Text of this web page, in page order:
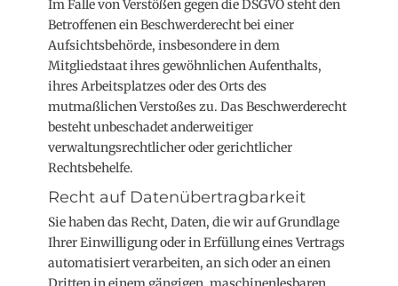
Im Falle von Verstößen gegen die DSGVO steht den
Betroffenen ein Beschwerderecht bei einer
Aufsichtsbehörde, insbesondere in dem
Mitgliedstaat ihres gewöhnlichen Aufenthalts,
ihres Arbeitsplatzes oder des Orts des
mutmaßlichen Verstoßes zu. Das Beschwerderecht
besteht unbeschadet anderweitiger
verwaltungsrechtlicher oder gerichtlicher
Rechtsbehelfe.
Recht auf Daten­übertrag­barkeit
Sie haben das Recht, Daten, die wir auf Grundlage
Ihrer Einwilligung oder in Erfüllung eines Vertrags
automatisiert verarbeiten, an sich oder an einen